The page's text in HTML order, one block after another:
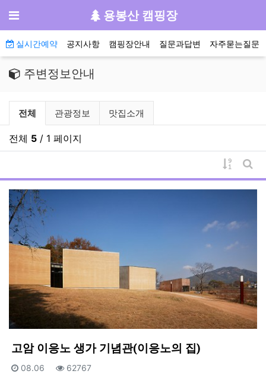
메뉴 용봉산 캠핑장
메인 메뉴
실시간예약 공지사항 캠핑장안내 질문과답변 자주묻는질문
주변정보안내
주변정보안내 분류 목록
전체 관광정보 맛집소개
전체 5 / 1 페이지
게시물
게
고암 이응노 생가 기념관(이응노의 집)
등록일
08.06 조회
62767